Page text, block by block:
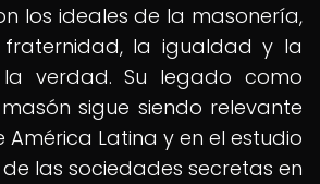
los ideales de la masonería,
la igualdad y la
verdad. Su legado como
sigue siendo relevante
América Latina y en el estudio
las sociedades secretas en